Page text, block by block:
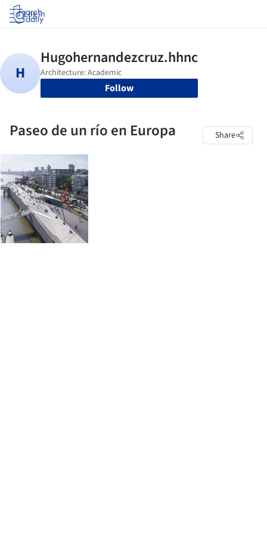
Log in
Follow
Paseo de un río en Europa Share